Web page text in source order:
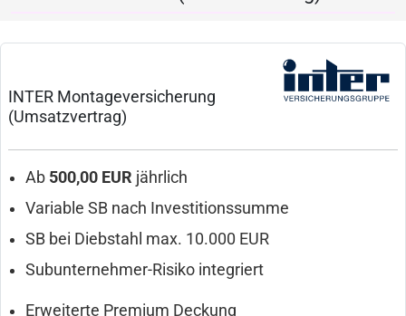
INTER Montageversicherung
(Umsatzvertrag)
Ab 500,00 EUR jährlich
Variable SB nach Investitionssumme
SB bei Diebstahl max. 10.000 EUR
Subunternehmer-Risiko integriert
Erweiterte Premium Deckung